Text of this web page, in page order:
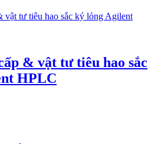
& vật tư tiêu hao sắc
HPLC